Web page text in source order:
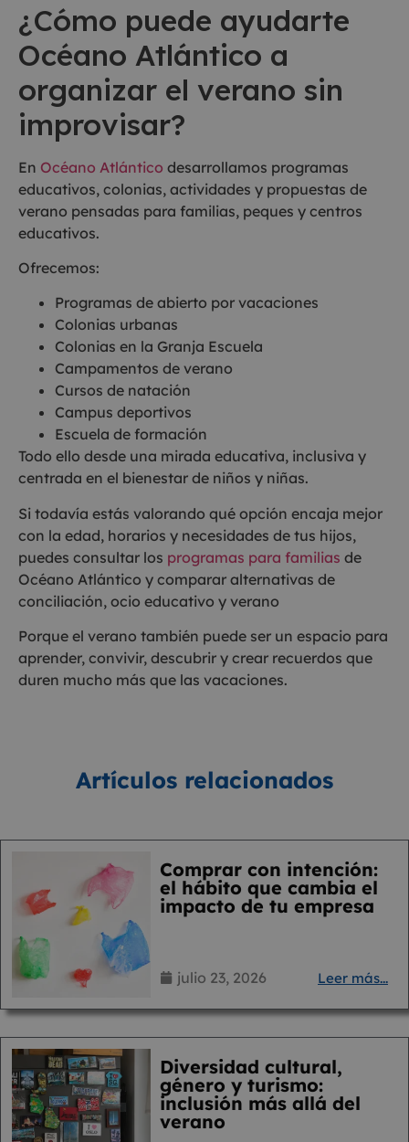
¿Cómo puede ayudarte
Océano Atlántico a
organizar el verano sin
improvisar?
En Océano Atlántico desarrollamos programas
educativos, colonias, actividades y propuestas de
verano pensadas para familias, peques y centros
educativos.
Ofrecemos:
Programas de abierto por vacaciones
Colonias urbanas
Colonias en la Granja Escuela
Campamentos de verano
Cursos de natación
Campus deportivos
Escuela de formación
Todo ello desde una mirada educativa, inclusiva y
centrada en el bienestar de niños y niñas.
Si todavía estás valorando qué opción encaja mejor
con la edad, horarios y necesidades de tus hijos,
puedes consultar los programas para familias de
Océano Atlántico y comparar alternativas de
conciliación, ocio educativo y verano
Porque el verano también puede ser un espacio para
aprender, convivir, descubrir y crear recuerdos que
duren mucho más que las vacaciones.
Artículos relacionados
Comprar con intención:
el hábito que cambia el
impacto de tu empresa
julio 23, 2026 Leer más...
Diversidad cultural,
género y turismo:
inclusión más allá del
verano